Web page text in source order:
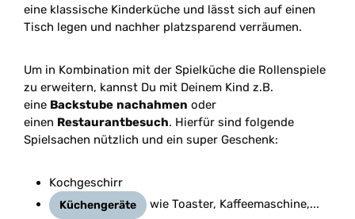
eine klassische Kinderküche und lässt sich auf einen
Tisch legen und nachher platzsparend verräumen.
Um in Kombination mit der Spielküche die Rollenspiele
zu erweitern, kannst Du mit Deinem Kind z.B.
eine Backstube nachahmen oder
einen Restaurantbesuch. Hierfür sind folgende
Spielsachen nützlich und ein super Geschenk:
Kochgeschirr
Küchengeräte
wie Toaster, Kaffeemaschine,...